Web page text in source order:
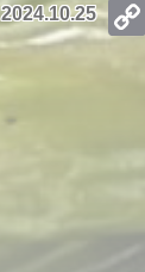
2024.10.25